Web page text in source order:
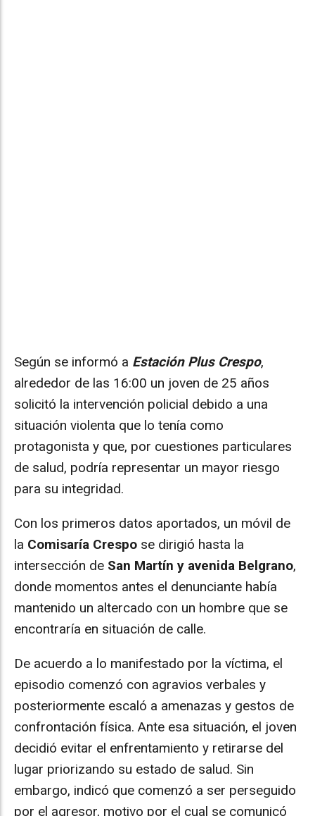
Según se informó a Estación Plus Crespo,
alrededor de las 16:00 un joven de 25 años
solicitó la intervención policial debido a una
situación violenta que lo tenía como
protagonista y que, por cuestiones particulares
de salud, podría representar un mayor riesgo
para su integridad.
Con los primeros datos aportados, un móvil de
la Comisaría Crespo se dirigió hasta la
intersección de San Martín y avenida Belgrano,
donde momentos antes el denunciante había
mantenido un altercado con un hombre que se
encontraría en situación de calle.
De acuerdo a lo manifestado por la víctima, el
episodio comenzó con agravios verbales y
posteriormente escaló a amenazas y gestos de
confrontación física. Ante esa situación, el joven
decidió evitar el enfrentamiento y retirarse del
lugar priorizando su estado de salud. Sin
embargo, indicó que comenzó a ser perseguido
por el agresor, motivo por el cual se comunicó